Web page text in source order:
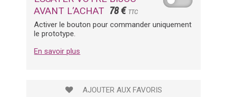
AVANT L’ACHAT 78 € TTC
Activer le bouton pour commander uniquement
le prototype.
En savoir plus
AJOUTER AUX FAVORIS